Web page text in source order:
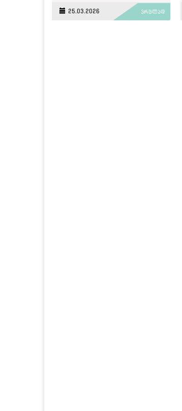
„იმედსა“ და „პოსტვის“
რეკლამით და ვის
25.03.2026 ვრცლად